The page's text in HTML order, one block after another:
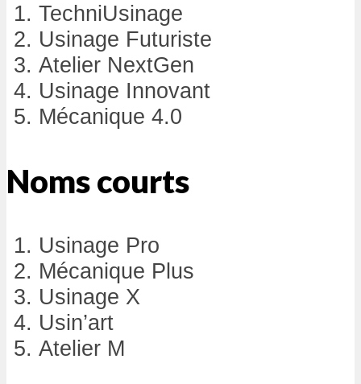
TechniUsinage
Usinage Futuriste
Atelier NextGen
Usinage Innovant
Mécanique 4.0
Noms courts
Usinage Pro
Mécanique Plus
Usinage X
Usin’art
Atelier M